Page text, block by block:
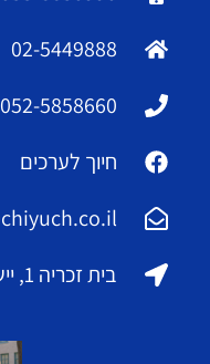
02-5449888
052-5858660
חיוך לערכים
בית זכריה 1, יישוב אלעזר